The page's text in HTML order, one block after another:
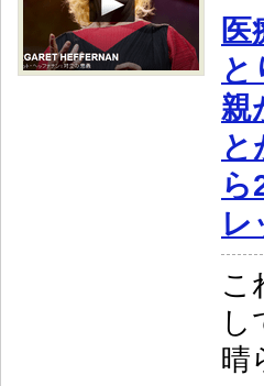
医
と
親
と
ら
レ
こ
し
晴